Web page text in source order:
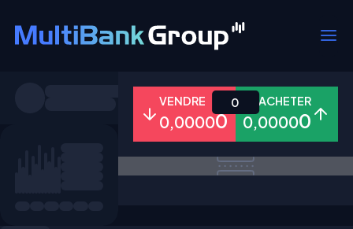
Tous Forex Métaux Actions
VENDRE
0,00000
ACHETER
0,00000
0